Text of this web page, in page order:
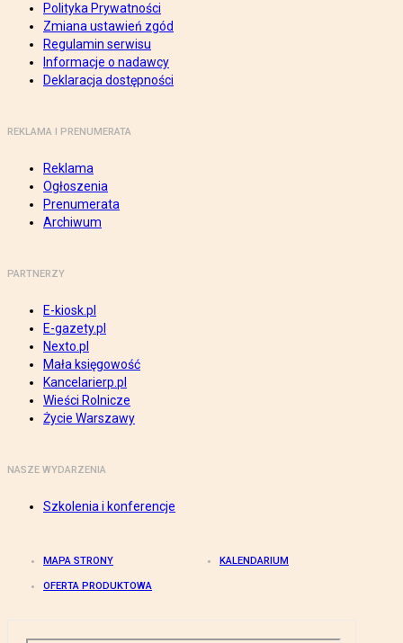
Polityka Prywatności
Zmiana ustawień zgód
Regulamin serwisu
Informacje o nadawcy
Deklaracja dostępności
REKLAMA I PRENUMERATA
Reklama
Ogłoszenia
Prenumerata
Archiwum
PARTNERZY
E-kiosk.pl
E-gazety.pl
Nexto.pl
Mała księgowość
Kancelarierp.pl
Wieści Rolnicze
Życie Warszawy
NASZE WYDARZENIA
Szkolenia i konferencje
MAPA STRONY KALENDARIUM
OFERTA PRODUKTOWA